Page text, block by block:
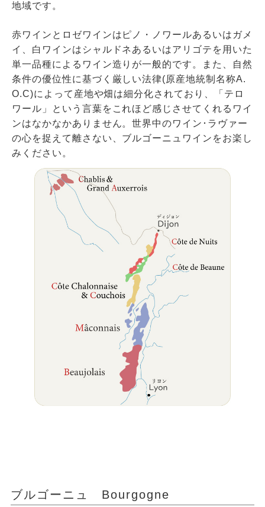
地域です。
赤ワインとロゼワインはピノ・ノワールあるいはガメ
イ、白ワインはシャルドネあるいはアリゴテを用いた
単一品種によるワイン造りが一般的です。また、自然
条件の優位性に基づく厳しい法律(原産地統制名称A.
O.C)によって産地や畑は細分化されており、「テロ
ワール」という言葉をこれほど感じさせてくれるワイ
ンはなかなかありません。世界中のワイン･ラヴァー
の心を捉えて離さない、ブルゴーニュワインをお楽し
みください。
ブルゴーニュ Bourgogne